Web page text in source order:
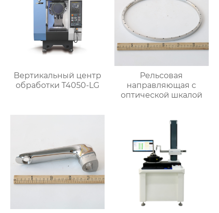
Bертикальный центр
обработки T4050-LG
Рельсовая
направляющая с
оптической шкалой